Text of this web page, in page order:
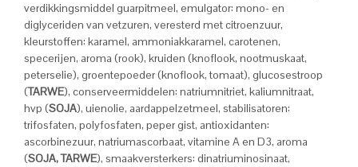
verdikkingsmiddel guarpitmeel, emulgator: mono- en
diglyceriden van vetzuren, veresterd met citroenzuur,
kleurstoffen: karamel, ammoniakkaramel, carotenen,
specerijen, aroma (rook), kruiden (knoflook, nootmuskaat,
peterselie), groentepoeder (knoflook, tomaat), glucosestroop
(TARWE), conserveermiddelen: natriumnitriet, kaliumnitraat,
hvp (SOJA), uienolie, aardappelzetmeel, stabilisatoren:
trifosfaten, polyfosfaten, peper gist, antioxidanten:
ascorbinezuur, natriumascorbaat, vitamine A en D3, aroma
(SOJA, TARWE), smaakversterkers: dinatriuminosinaat,